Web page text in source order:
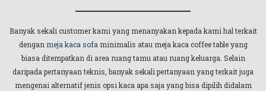
Banyak sekali customer kami yang menanyakan kepada kami hal terkait
dengan meja kaca sofa minimalis atau meja kaca coffee table yang
biasa ditempatkan di area ruang tamu atau ruang keluarga. Selain
daripada pertanyaan teknis, banyak sekali pertanyaan yang terkait juga
mengenai alternatif jenis opsi kaca apa saja yang bisa dipilih didalam